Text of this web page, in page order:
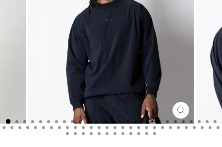
CLOSE
(ESC)